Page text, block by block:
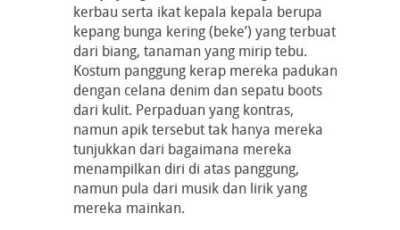
kerbau serta ikat kepala kepala berupa
kepang bunga kering (beke’) yang terbuat
dari biang, tanaman yang mirip tebu.
Kostum panggung kerap mereka padukan
dengan celana denim dan sepatu boots
dari kulit. Perpaduan yang kontras,
namun apik tersebut tak hanya mereka
tunjukkan dari bagaimana mereka
menampilkan diri di atas panggung,
namun pula dari musik dan lirik yang
mereka mainkan.